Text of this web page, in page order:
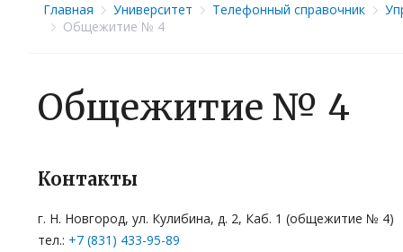
Главная Университет Телефонный справочник
Общежитие № 4
Общежитие № 4
Контакты
г. Н. Новгород, ул. Кулибина, д. 2, Каб. 1 (общежитие № 4)
тел.: +7 (831) 433-95-89